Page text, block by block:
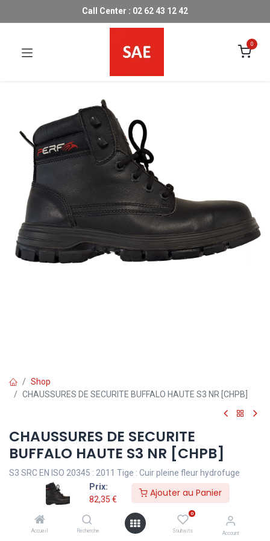
Prix:
82,35 €
Ajouter au Panier
Accueil Recherche
0
Souhaits Account
Call Center : 02 62 43 12 42
0
Shop
CHAUSSURES DE SECURITE BUFFALO HAUTE S3 NR [CHPB]
CHAUSSURES DE SECURITE
BUFFALO HAUTE S3 NR [CHPB]
S3 SRC EN ISO 20345 : 2011 Tige : Cuir pleine fleur hydrofuge
Embout : acier / Insert : composite Semelle : Polyuréthane double